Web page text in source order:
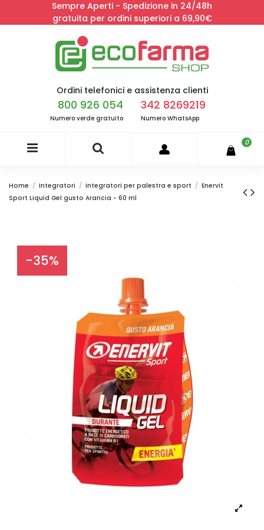
Sempre Aperti - Spedizione in 24/48h
gratuita per ordini superiori a 69,90€
Ordini telefonici e assistenza clienti
800 926 054
Numero verde gratuito
342 8269219
Numero WhatsApp
0
Home Integratori Integratori per palestra e sport
Enervit
Sport Liquid Gel gusto Arancia - 60 ml
-35%